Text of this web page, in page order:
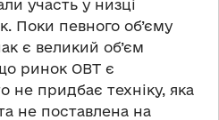
участь у низці
Поки певного об’єму
є великий об’єм
ринок ОВТ є
не придбає техніку, яка
не поставлена на